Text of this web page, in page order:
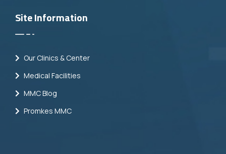
Site Information
Our Clinics & Center
Medical Facilities
MMC Blog
Promkes MMC